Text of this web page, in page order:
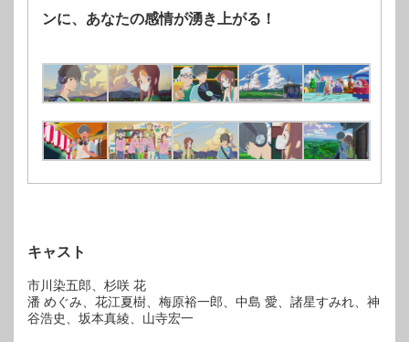
ンに、あなたの感情が湧き上がる！
キャスト
市川染五郎、杉咲 花
潘 めぐみ、花江夏樹、梅原裕⼀郎、中島 愛、諸星すみれ、神
⾕浩史、坂本真綾、⼭寺宏⼀